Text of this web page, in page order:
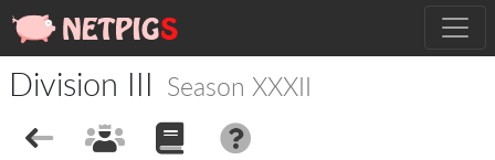
Division III Season XXXII